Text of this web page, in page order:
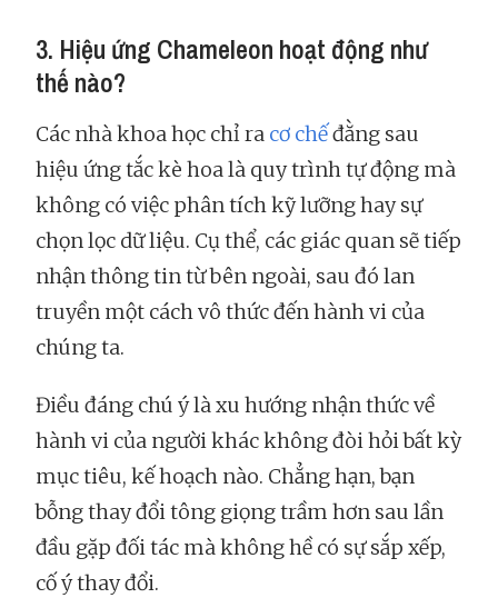
3. Hiệu ứng Chameleon hoạt động như
thế nào?
Các nhà khoa học chỉ ra cơ chếđằng sau
hiệu ứng tắc kè hoa là quy trình tự động mà
không có việc phân tích kỹ lưỡng hay sự
chọn lọc dữ liệu. Cụ thể, các giác quan sẽ tiếp
nhận thông tin từ bên ngoài, sau đó lan
truyền một cách vô thức đến hành vi của
chúng ta.
Điều đáng chú ý là xu hướng nhận thức về
hành vi của người khác không đòi hỏi bất kỳ
mục tiêu, kế hoạch nào. Chẳng hạn, bạn
bỗng thay đổi tông giọng trầm hơn sau lần
đầu gặp đối tác mà không hề có sự sắp xếp,
cố ý thay đổi.